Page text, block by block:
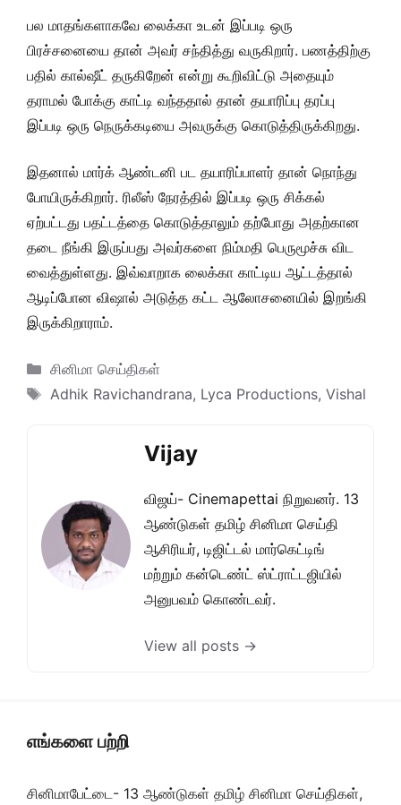
பல மாதங்களாகவே லைக்கா உடன் இப்படி ஒரு
பிரச்சனையை தான் அவர் சந்தித்து வருகிறார். பணத்திற்கு
பதில் கால்ஷீட் தருகிறேன் என்று கூறிவிட்டு அதையும்
தராமல் போக்கு காட்டி வந்ததால் தான் தயாரிப்பு தரப்பு
இப்படி ஒரு நெருக்கடியை அவருக்கு கொடுத்திருக்கிறது.
இதனால் மார்க் ஆண்டனி பட தயாரிப்பாளர் தான் நொந்து
போயிருக்கிறார். ரிலீஸ் நேரத்தில் இப்படி ஒரு சிக்கல்
ஏற்பட்டது பதட்டத்தை கொடுத்தாலும் தற்போது அதற்கான
தடை நீங்கி இருப்பது அவர்களை நிம்மதி பெருமூச்சு விட
வைத்துள்ளது. இவ்வாறாக லைக்கா காட்டிய ஆட்டத்தால்
ஆடிப்போன விஷால் அடுத்த கட்ட ஆலோசனையில் இறங்கி
இருக்கிறாராம்.
Categories
சினிமா செய்திகள்
Tags
Adhik Ravichandrana, Lyca Productions, Vishal
Vijay
விஜய்- Cinemapettai நிறுவனர். 13
ஆண்டுகள் தமிழ் சினிமா செய்தி
ஆசிரியர், டிஜிட்டல் மார்கெட்டிங்
மற்றும் கன்டெண்ட் ஸ்ட்ராட்டஜியில்
அனுபவம் கொண்டவர்.
View all posts →
எங்களை பற்றி
சினிமாபேட்டை- 13 ஆண்டுகள் தமிழ் சினிமா செய்திகள்,